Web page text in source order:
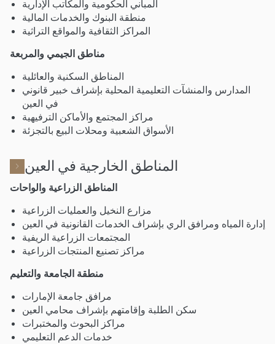
المباني الحكومية والمكاتب الإدارية
منطقة البنوك والخدمات المالية
المراكز الثقافية والمواقع التراثية
مناطق الجيمي والمربعة
المناطق السكنية والعائلية
المدارس والمنشآت التعليمية المحلية بإشراف خبير قانوني
في العين
مراكز المجتمع والأماكن الترفيهية
الأسواق الشعبية ومحلات البيع بالتجزئة
المناطق الخارجية في العين
المناطق الزراعية والواحات
مزارع النخيل والعمليات الزراعية
إدارة المياه ومرافق الري بإشراف الخدمات القانونية في العين
المجتمعات الزراعية الريفية
مراكز تصنيع المنتجات الزراعية
منطقة الجامعة والتعليم
مرافق جامعة الإمارات
سكن الطلبة وإقامتهم بإشراف محامي العين
مراكز البحوث والمختبرات
خدمات الدعم التعليمي